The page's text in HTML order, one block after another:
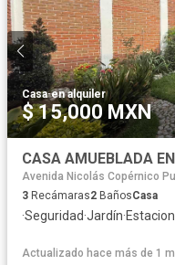
Casa·en alquiler
$ 15,000 MXN
CASA AMUEBLADA
Avenida Nicolás Copérnico
3 Recámaras2 BañosCasa
·Seguridad·Jardín·
Actualizado hace más de 1